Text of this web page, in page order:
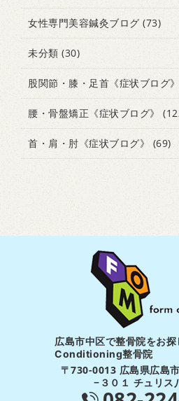
女性専門美容鍼灸ブログ (73)
未分類 (30)
股関節・膝・足首《症状ブログ》
腰・骨盤矯正《症状ブログ》
首・肩・肘《症状ブログ》 (69)
広島市中区で整骨院をお
Conditioning整骨院
〒730-0013 広島県広島
−３０１ チュリス